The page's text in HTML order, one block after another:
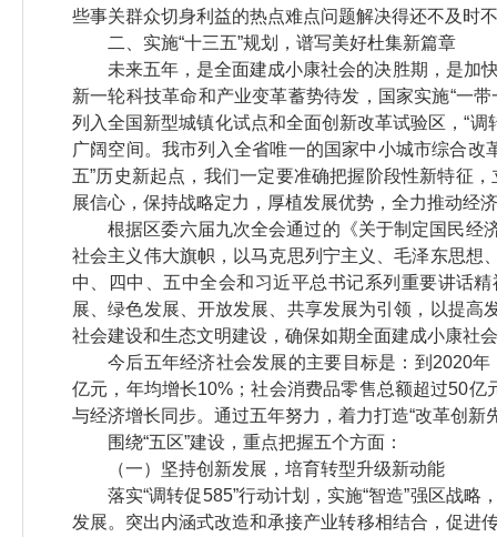
些事关群众切身利益的热点难点问题解决得还不及时
二、实施“十三五”规划，谱写美好杜集新篇章
未来五年，是全面建成小康社会的决胜期，是加
新一轮科技革命和产业变革蓄势待发，国家实施“一
列入全国新型城镇化试点和全面创新改革试验区，“
广阔空间。我市列入全省唯一的国家中小城市综合
五”历史新起点，我们一定要准确把握阶段性新特征
展信心，保持战略定力，厚植发展优势，全力推动经
根据区委六届九次全会通过的《关于制定国民经
社会主义伟大旗帜，以马克思列宁主义、毛泽东思想
中、四中、五中全会和习近平总书记系列重要讲话
展、绿色发展、开放发展、共享发展为引领，以提高
社会建设和生态文明建设，确保如期全面建成小康社
今后五年经济社会发展的主要目标是：到2020
亿元，年均增长10%；社会消费品零售总额超过50
与经济增长同步。通过五年努力，着力打造“改革创
围绕“五区”建设，重点把握五个方面：
（一）坚持创新发展，培育转型升级新动能
落实“调转促585”行动计划，实施“智造”强区战
发展。突出内涵式改造和承接产业转移相结合，促进